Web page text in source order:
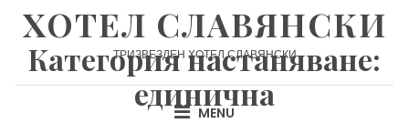
ХОТЕЛ СЛАВЯНСКИ
ТРИЗВЕЗДЕН ХОТЕЛ СЛАВЯНСКИ
MENU
Категория настаняване:
единична